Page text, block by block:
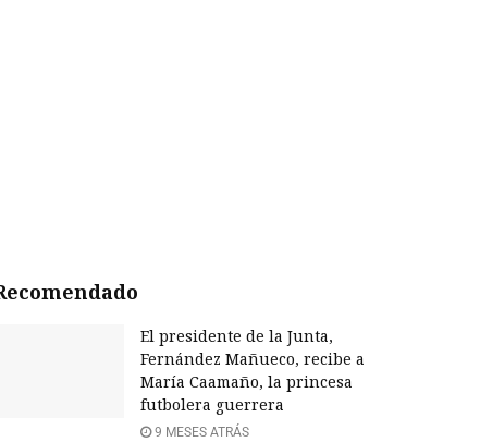
El presidente de la Junta,
Fernández Mañueco, recibe a
María Caamaño, la princesa
futbolera guerrera
9 MESES ATRÁS